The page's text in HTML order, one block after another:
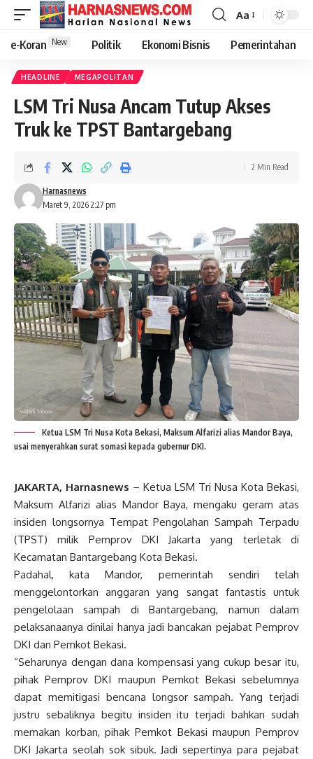
Aa
e-Koran New Politik Ekonomi Bisnis Pemerintahan
HEADLINE MEGAPOLITAN
LSM Tri Nusa Ancam Tutup Akses
Truk ke TPST Bantargebang
Maret 9, 2026 2:27 pm
Harnasnews
2 Min Read
Ketua LSM Tri Nusa Kota Bekasi, Maksum Alfarizi alias Mandor Baya,
usai menyerahkan surat somasi kepada gubernur DKI.
JAKARTA, Harnasnews – Ketua LSM Tri Nusa Kota Bekasi,
Maksum Alfarizi alias Mandor Baya, mengaku geram atas
insiden longsornya Tempat Pengolahan Sampah Terpadu
(TPST) milik Pemprov DKI Jakarta yang terletak di
Kecamatan Bantargebang Kota Bekasi.
Padahal, kata Mandor, pemerintah sendiri telah
menggelontorkan anggaran yang sangat fantastis untuk
pengelolaan sampah di Bantargebang, namun dalam
pelaksanaanya dinilai hanya jadi bancakan pejabat Pemprov
DKI dan Pemkot Bekasi.
“Seharunya dengan dana kompensasi yang cukup besar itu,
pihak Pemprov DKI maupun Pemkot Bekasi sebelumnya
dapat memitigasi bencana longsor sampah. Yang terjadi
justru sebaliknya begitu insiden itu terjadi bahkan sudah
memakan korban, pihak Pemkot Bekasi maupun Pemprov
DKI Jakarta seolah sok sibuk. Jadi sepertinya para pejabat